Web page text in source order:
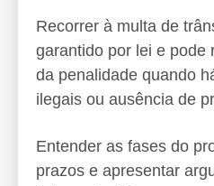
Recorrer à multa de
garantido por lei e pode
da penalidade quando
ilegais ou ausência de
Entender as fases do
prazos e apresentar